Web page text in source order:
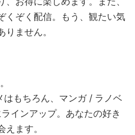
くぞく配信。もう、観たい気
ません。
はもちろん、マンガ / ラノベ
インアップ。あなたの好き
ます。